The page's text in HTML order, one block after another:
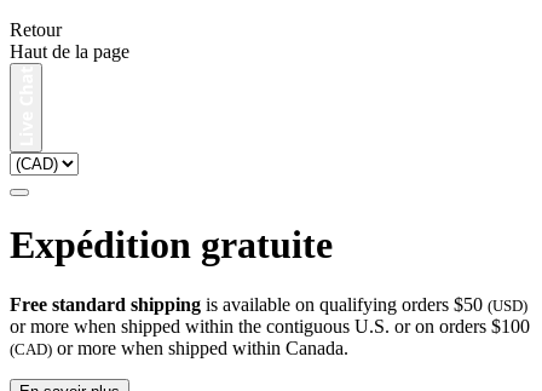
Retour
Haut de la page
Expédition gratuite
Free standard shipping is available on qualifying orders $50 (USD)
or more when shipped within the contiguous U.S. or on orders $100
(CAD) or more when shipped within Canada.